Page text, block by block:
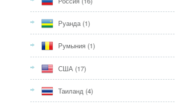
Руанда(1)
Румыния (1)
США (17)
Таиланд (4)